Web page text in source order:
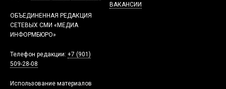
ОБЪЕДИНЕННАЯ РЕДАКЦИЯ
СЕТЕВЫХ СМИ «МЕДИА
ИНФОРМБЮРО»
Телефон редакции: +7 (901)
509-28-08
Использование материалов
ВАКАНСИИ